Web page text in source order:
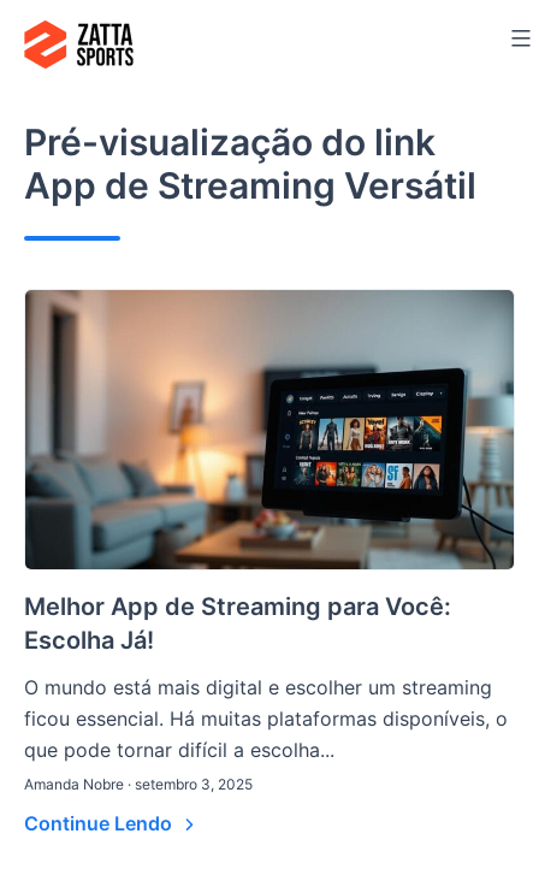
para
conteúdo
Pré-visualização do link
App de Streaming Versátil
Melhor App de Streaming para Você:
Escolha Já!
O mundo está mais digital e escolher um streaming
ficou essencial. Há muitas plataformas disponíveis, o
que pode tornar difícil a escolha...
Amanda Nobre · setembro 3, 2025
Continue Lendo